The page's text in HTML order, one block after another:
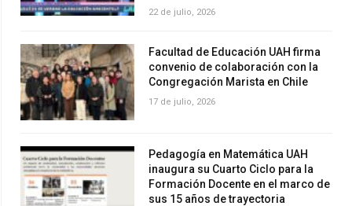
22 de julio, 2026
Facultad de Educación UAH firma
convenio de colaboración con la
Congregación Marista en Chile
17 de julio, 2026
Pedagogía en Matemática UAH
inaugura su Cuarto Ciclo para la
Formación Docente en el marco de
sus 15 años de trayectoria